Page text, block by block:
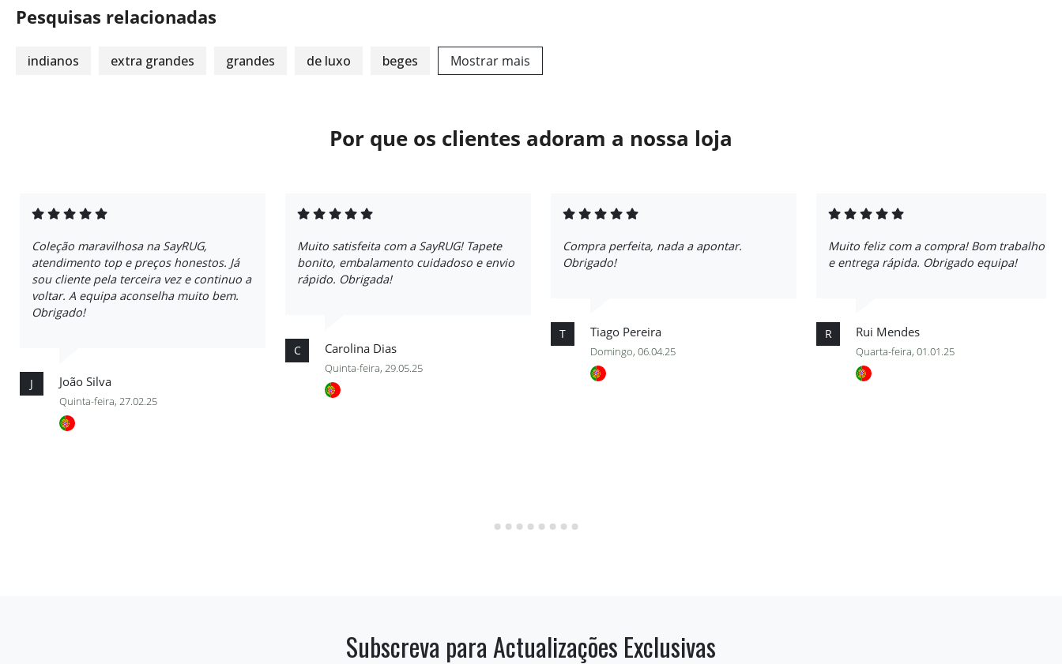
Pesquisas relacionadas
indianos extra grandes grandes de luxo beges Mostrar mais
Por que os clientes adoram a nossa loja
Coleção maravilhosa na SayRUG,
atendimento top e preços honestos. Já
sou cliente pela terceira vez e continuo a
voltar. A equipa aconselha muito bem.
Obrigado!
J João Silva
Quinta-feira, 27.02.25
Muito satisfeita com a SayRUG! Tapete
bonito, embalamento cuidadoso e envio
rápido. Obrigada!
C Carolina Dias
Quinta-feira, 29.05.25
Compra perfeita, nada a apontar.
Obrigado!
T Tiago Pereira
Domingo, 06.04.25
Muito feliz com a compra! Bom trabalho
e entrega rápida. Obrigado equipa!
R Rui Mendes
Quarta-feira, 01.01.25
Subscreva para Actualizações Exclusivas